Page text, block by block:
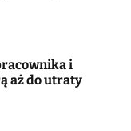
i
aż do utraty